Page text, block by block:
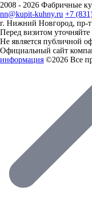
2008 - 2026 Фабричные
nn@kupit-kuhny.ru +7
г. Нижний Новгород, пр-
Перед визитом
Не является публичной
Официальный сайт
информация ©2026 Все